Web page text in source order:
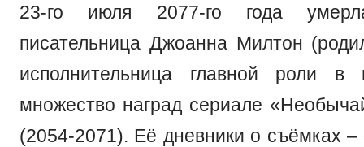
23-го июля 2077-го года
писательница Джоанна Милтон
исполнительница главной роли
множество наград сериале
(2054-2071). Её дневники о съёмках –